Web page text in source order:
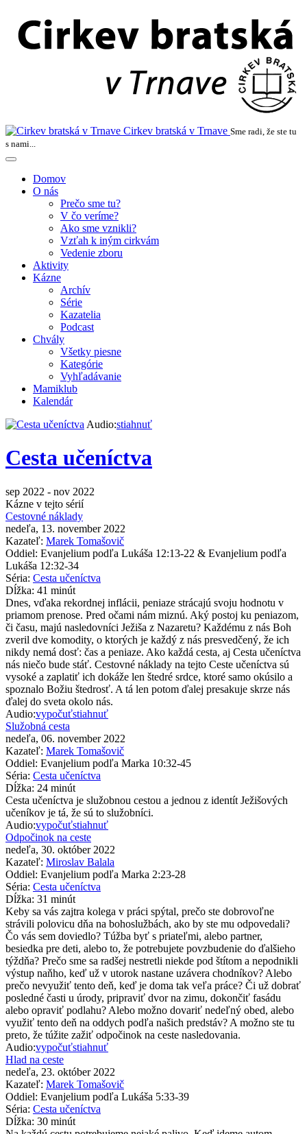
Cirkev bratská v Trnave Sme radi, že ste tu
s nami...
Domov
O nás
Prečo sme tu?
V čo veríme?
Ako sme vznikli?
Vzťah k iným cirkvám
Vedenie zboru
Aktivity
Kázne
Archív
Série
Kazatelia
Podcast
Chvály
Všetky piesne
Kategórie
Vyhľadávanie
Mamiklub
Kalendár
Audio:stiahnuť
Cesta učeníctva
sep 2022 - nov 2022
Kázne v tejto sérií
Cestovné náklady
nedeľa, 13. november 2022
Kazateľ: Marek Tomašovič
Oddiel: Evanjelium podľa Lukáša 12:13-22 & Evanjelium podľa
Lukáša 12:32-34
Séria: Cesta učeníctva
Dĺžka: 41 minút
Dnes, vďaka rekordnej inflácii, peniaze strácajú svoju hodnotu v
priamom prenose. Pred očami nám miznú. Aký postoj ku peniazom,
či času, majú nasledovníci Ježiša z Nazaretu? Každému z nás Boh
zveril dve komodity, o ktorých je každý z nás presvedčený, že ich
nikdy nemá dosť: čas a peniaze. Ako každá cesta, aj Cesta učeníctva
nás niečo bude stáť. Cestovné náklady na tejto Ceste učeníctva sú
vysoké a zaplatiť ich dokáže len štedré srdce, ktoré samo okúsilo a
spoznalo Božiu štedrosť. A tá len potom ďalej presakuje skrze nás
ďalej do sveta okolo nás.
Audio:vypočuťstiahnuť
Služobná cesta
nedeľa, 06. november 2022
Kazateľ: Marek Tomašovič
Oddiel: Evanjelium podľa Marka 10:32-45
Séria: Cesta učeníctva
Dĺžka: 24 minút
Cesta učeníctva je služobnou cestou a jednou z identít Ježišových
učeníkov je tá, že sú to služobníci.
Audio:vypočuťstiahnuť
Odpočinok na ceste
nedeľa, 30. október 2022
Kazateľ: Miroslav Balala
Oddiel: Evanjelium podľa Marka 2:23-28
Séria: Cesta učeníctva
Dĺžka: 31 minút
Keby sa vás zajtra kolega v práci spýtal, prečo ste dobrovoľne
strávili polovicu dňa na bohoslužbách, ako by ste mu odpovedali?
Čo vás sem doviedlo? Túžba byť s priateľmi, alebo partner,
besiedka pre deti, alebo to, že potrebujete povzbudenie do ďalšieho
týždňa? Prečo sme sa radšej nestretli niekde pod štítom a nepodnikli
výstup naňho, keď už v utorok nastane uzávera chodníkov? Alebo
prečo nevyužiť tento deň, keď je doma tak veľa práce? Či už dobrať
posledné časti u úrody, pripraviť dvor na zimu, dokončiť fasádu
alebo opraviť podlahu? Alebo možno dovariť nedeľný obed, alebo
využiť tento deň na oddych podľa našich predstáv? A možno ste tu
preto, že túžite zažiť odpočinok na ceste nasledovania.
Audio:vypočuťstiahnuť
Hlad na ceste
nedeľa, 23. október 2022
Kazateľ: Marek Tomašovič
Oddiel: Evanjelium podľa Lukáša 5:33-39
Séria: Cesta učeníctva
Dĺžka: 30 minút